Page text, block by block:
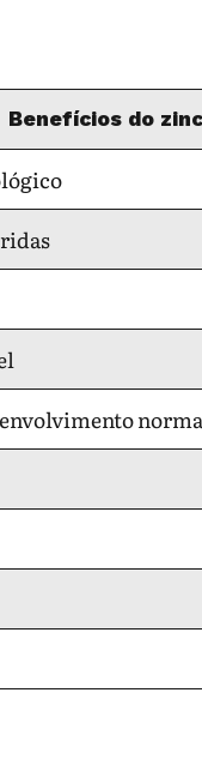
Benefícios do